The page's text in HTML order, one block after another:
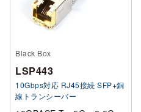
Black Box
LSP443
10Gbps対応 RJ45接続 SFP+銅
線トランシーバー